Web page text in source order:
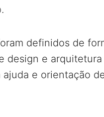
definidos de
design e
e orientação